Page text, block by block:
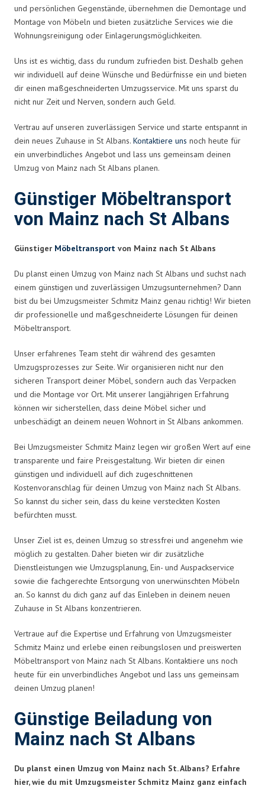
und persönlichen Gegenstände, übernehmen die Demontage und
Montage von Möbeln und bieten zusätzliche Services wie die
Wohnungsreinigung oder Einlagerungsmöglichkeiten.
Uns ist es wichtig, dass du rundum zufrieden bist. Deshalb gehen
wir individuell auf deine Wünsche und Bedürfnisse ein und bieten
dir einen maßgeschneiderten Umzugsservice. Mit uns sparst du
nicht nur Zeit und Nerven, sondern auch Geld.
Vertrau auf unseren zuverlässigen Service und starte entspannt in
dein neues Zuhause in St Albans. Kontaktiere uns noch heute für
ein unverbindliches Angebot und lass uns gemeinsam deinen
Umzug von Mainz nach St Albans planen.
Günstiger Möbeltransport
von Mainz nach St Albans
Günstiger Möbeltransport von Mainz nach St Albans
Du planst einen Umzug von Mainz nach St Albans und suchst nach
einem günstigen und zuverlässigen Umzugsunternehmen? Dann
bist du bei Umzugsmeister Schmitz Mainz genau richtig! Wir bieten
dir professionelle und maßgeschneiderte Lösungen für deinen
Möbeltransport.
Unser erfahrenes Team steht dir während des gesamten
Umzugsprozesses zur Seite. Wir organisieren nicht nur den
sicheren Transport deiner Möbel, sondern auch das Verpacken
und die Montage vor Ort. Mit unserer langjährigen Erfahrung
können wir sicherstellen, dass deine Möbel sicher und
unbeschädigt an deinem neuen Wohnort in St Albans ankommen.
Bei Umzugsmeister Schmitz Mainz legen wir großen Wert auf eine
transparente und faire Preisgestaltung. Wir bieten dir einen
günstigen und individuell auf dich zugeschnittenen
Kostenvoranschlag für deinen Umzug von Mainz nach St Albans.
So kannst du sicher sein, dass du keine versteckten Kosten
befürchten musst.
Unser Ziel ist es, deinen Umzug so stressfrei und angenehm wie
möglich zu gestalten. Daher bieten wir dir zusätzliche
Dienstleistungen wie Umzugsplanung, Ein- und Auspackservice
sowie die fachgerechte Entsorgung von unerwünschten Möbeln
an. So kannst du dich ganz auf das Einleben in deinem neuen
Zuhause in St Albans konzentrieren.
Vertraue auf die Expertise und Erfahrung von Umzugsmeister
Schmitz Mainz und erlebe einen reibungslosen und preiswerten
Möbeltransport von Mainz nach St Albans. Kontaktiere uns noch
heute für ein unverbindliches Angebot und lass uns gemeinsam
deinen Umzug planen!
Günstige Beiladung von
Mainz nach St Albans
Du planst einen Umzug von Mainz nach St. Albans? Erfahre
hier, wie du mit Umzugsmeister Schmitz Mainz ganz einfach